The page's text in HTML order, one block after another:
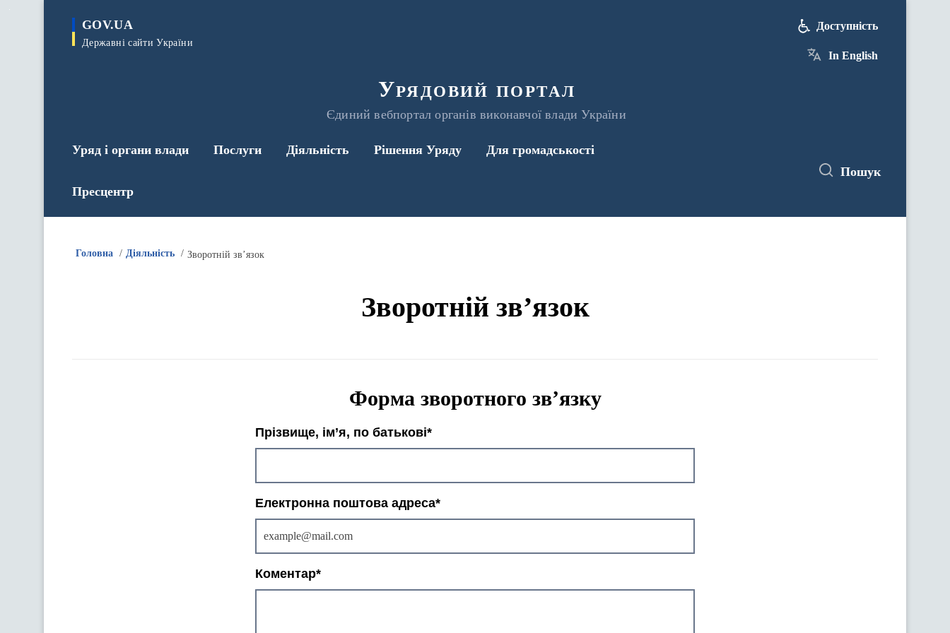
GOV.UA
Державні сайти України
Урядовий портал
Єдиний вебпортал органів виконавчої влади України
Доступність
In English
Уряд і органи влади Послуги Діяльність Рішення Уряду Для громадськості
Пресцентр
Пошук
Головна Діяльність Зворотній зв’язок
Зворотній зв’язок
Форма зворотного зв’язку
Прізвище, ім’я, по батькові*
Електронна поштова адреса*
Коментар*